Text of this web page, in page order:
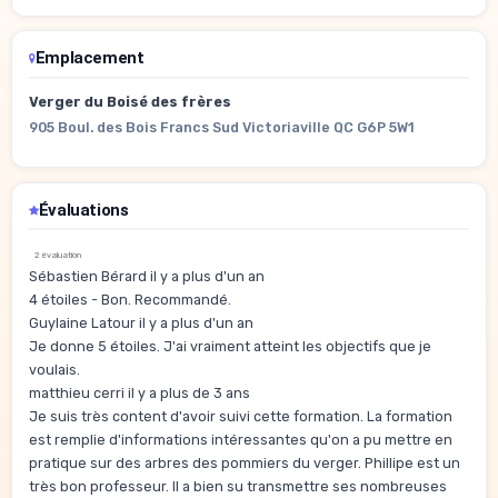
Emplacement
Verger du Boisé des frères
905 Boul. des Bois Francs Sud Victoriaville QC G6P 5W1
Évaluations
2 évaluation
Sébastien Bérard il y a plus d'un an
4 étoiles - Bon. Recommandé.
Guylaine Latour il y a plus d'un an
Je donne 5 étoiles. J'ai vraiment atteint les objectifs que je
voulais.
matthieu cerri il y a plus de 3 ans
Je suis très content d'avoir suivi cette formation. La formation
est remplie d'informations intéressantes qu'on a pu mettre en
pratique sur des arbres des pommiers du verger. Phillipe est un
très bon professeur. Il a bien su transmettre ses nombreuses